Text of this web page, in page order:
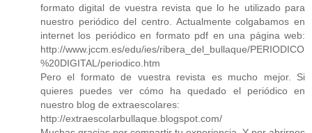
formato digital de vuestra revista que lo he utilizado para
nuestro periódico del centro. Actualmente colgabamos en
internet los periódico en formato pdf en una página web:
http://www.jccm.es/edu/ies/ribera_del_bullaque/PERIODICO
%20DIGITAL/periodico.htm
Pero el formato de vuestra revista es mucho mejor. Si
quieres puedes ver cómo ha quedado el periódico en
nuestro blog de extraescolares:
http://extraescolarbullaque.blogspot.com/